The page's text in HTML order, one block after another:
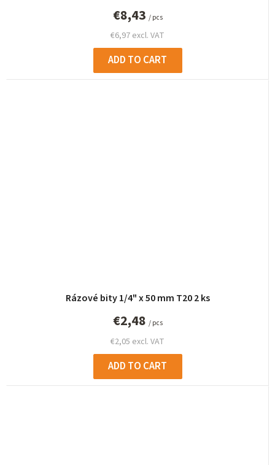
€6,97 excl. VAT
€8,43 / pcs
ADD TO CART
Rázové bity 1/4" x 50 mm T20 2 ks
€2,05 excl. VAT
€2,48 / pcs
ADD TO CART